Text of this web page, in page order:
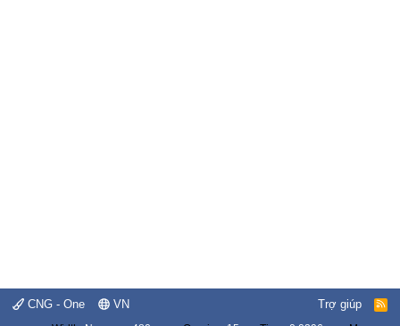
CNG - One VN Trợ giúp
R